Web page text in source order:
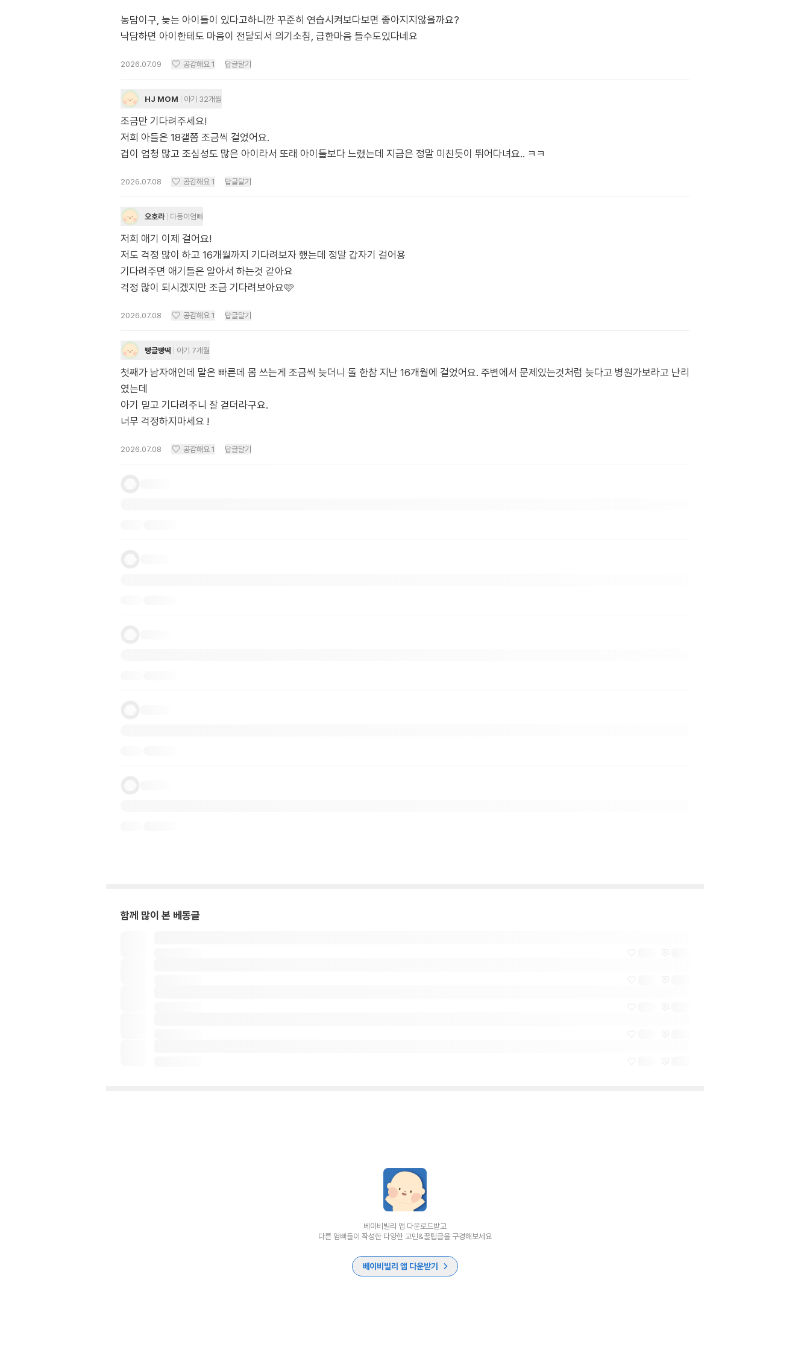
농담이구, 늦는 아이들이 있다고하니깐 꾸준히 연습시켜보다보면 좋아지지않을까요?
낙담하면 아이한테도 마음이 전달되서 의기소침, 급한마음 들수도있다네요
2026.07.09 공감해요 1 답글달기
HJ MOM 아기 32개월
조금만 기다려주세요!
저희 아들은 18갤쯤 조금씩 걸었어요.
겁이 엄청 많고 조심성도 많은 아이라서 또래 아이들보다 느렸는데 지금은 정말 미친듯이 뛰어다녀요.. ㅋㅋ
2026.07.08 공감해요 1 답글달기
오호라 다둥이엄빠
저희 애기 이제 걸어요!
저도 걱정 많이 하고 16개월까지 기다려보자 했는데 정말 갑자기 걸어용
기다려주면 애기들은 알아서 하는것 같아요
걱정 많이 되시겠지만 조금 기다려보아요🩷
2026.07.08 공감해요 1 답글달기
빵글빵떡 아기 7개월
첫째가 남자애인데 말은 빠른데 몸 쓰는게 조금씩 늦더니 돌 한참 지난 16개월에 걸었어요. 주변에서 문제있는것처럼 늦다고 병원가보라고 난리
였는데
아기 믿고 기다려주니 잘 걷더라구요.
너무 걱정하지마세요 !
2026.07.08 공감해요 1 답글달기
함께 많이 본 베동글
베이비빌리 앱 다운로드받고
다른 엄빠들이 작성한 다양한 고민&꿀팁글을 구경해보세요
베이비빌리 앱 다운받기